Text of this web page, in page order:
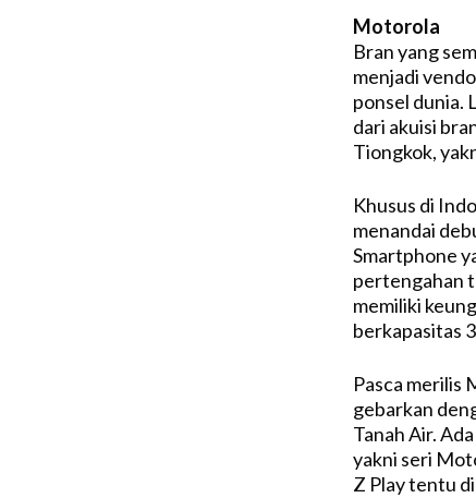
Motorola
Bran yang
menjadi
ponsel dunia.
dari akuisi
Tiongkok,
Khusus di
menandai
Smartphone
pertengahan
memiliki
berkapasitas
Pasca merilis
gebarkan
Tanah Air.
yakni seri
Z Play tentu